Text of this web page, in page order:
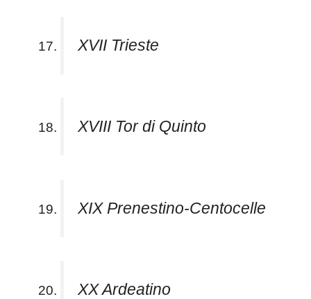
XVII Trieste
XVIII Tor di Quinto
XIX Prenestino-Centocelle
XX Ardeatino